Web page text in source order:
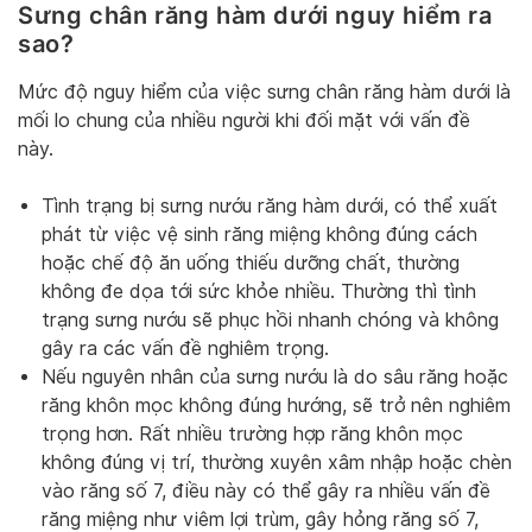
Sưng chân răng hàm dưới nguy hiểm ra
sao?
Mức độ nguy hiểm của việc sưng chân răng hàm dưới là
mối lo chung của nhiều người khi đối mặt với vấn đề
này.
Tình trạng bị sưng nướu răng hàm dưới, có thể xuất
phát từ việc vệ sinh răng miệng không đúng cách
hoặc chế độ ăn uống thiếu dưỡng chất, thường
không đe dọa tới sức khỏe nhiều. Thường thì tình
trạng sưng nướu sẽ phục hồi nhanh chóng và không
gây ra các vấn đề nghiêm trọng.
Nếu nguyên nhân của sưng nướu là do sâu răng hoặc
răng khôn mọc không đúng hướng, sẽ trở nên nghiêm
trọng hơn. Rất nhiều trường hợp răng khôn mọc
không đúng vị trí, thường xuyên xâm nhập hoặc chèn
vào răng số 7, điều này có thể gây ra nhiều vấn đề
răng miệng như viêm lợi trùm, gây hỏng răng số 7,